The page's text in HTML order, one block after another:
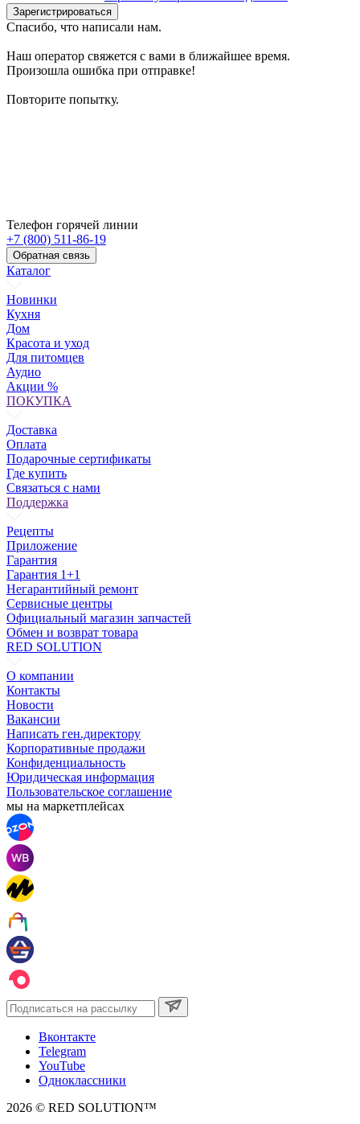
Зарегистрироваться
Спасибо, что написали нам.
Наш оператор свяжется с вами в ближайшее время.
Произошла ошибка при отправке!
Повторите попытку.
Телефон горячей линии
+7 (800) 511-86-19
Обратная связь
Каталог
Новинки
Кухня
Дом
Красота и уход
Для питомцев
Аудио
Акции %
ПОКУПКА
Доставка
Оплата
Подарочные сертификаты
Где купить
Связаться с нами
Поддержка
Рецепты
Приложение
Гарантия
Гарантия 1+1
Негарантийный ремонт
Сервисные центры
Официальный магазин запчастей
Обмен и возврат товара
RED SOLUTION
О компании
Контакты
Новости
Вакансии
Написать ген.директору
Корпоративные продажи
Конфиденциальность
Юридическая информация
Пользовательское соглашение
мы на маркетплейсах
Вконтакте
Telegram
YouTube
Одноклассники
2026 © RED SOLUTION™